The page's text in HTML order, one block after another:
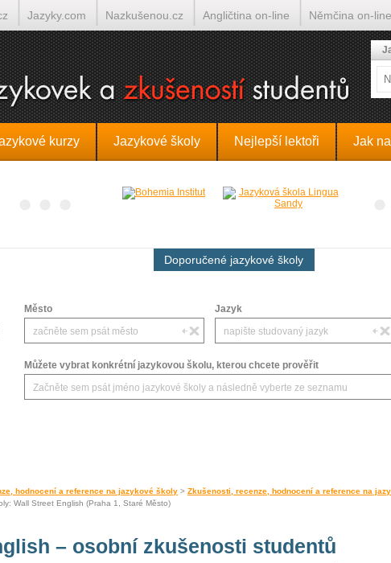
kurzy Jazykové školy Nejlepší lektoři Jak
Doporučené jazykové školy
Město Jazyk
Můžete vybrat konkrétní jazykovou školu, kterou chcete prověřit
hodnocení a reference na jazykové školy > Zkušenosti, recenze, hodnocení a reference na
Wall Street English (Praha 1, Staré Město)
– osobní zkušenosti studentů
Jazyky.com Nazkušenou.cz Angličtina on-line Němčina on-line
Tlumočí.cz